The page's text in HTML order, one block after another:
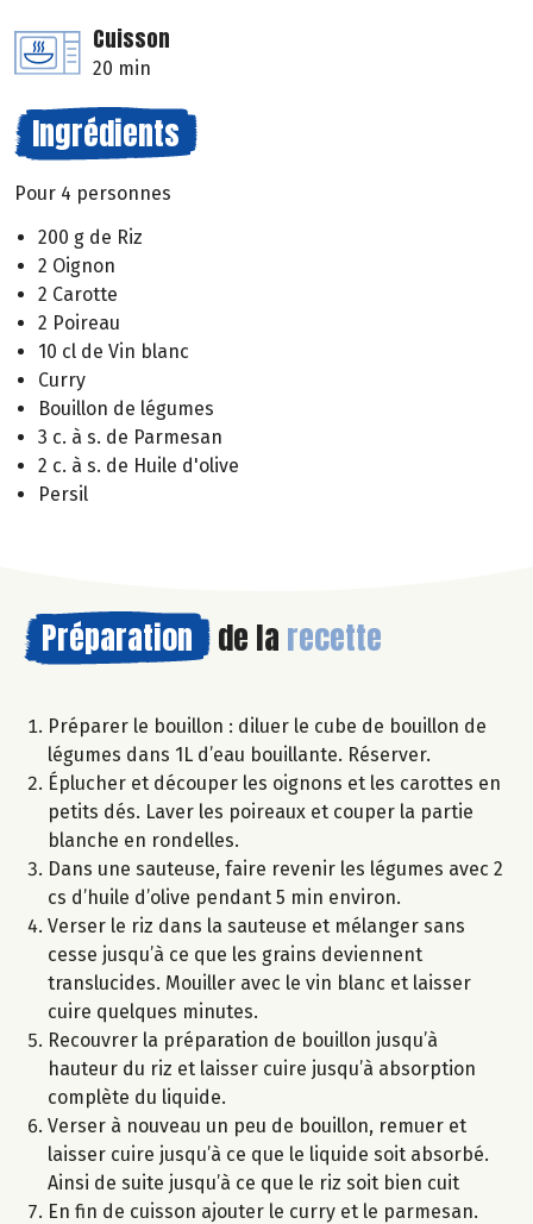
Cuisson
20 min
Ingrédients
Pour 4 personnes
200 g de Riz
2 Oignon
2 Carotte
2 Poireau
10 cl de Vin blanc
Curry
Bouillon de légumes
3 c. à s. de Parmesan
2 c. à s. de Huile d'olive
Persil
Préparation de la recette
Préparer le bouillon : diluer le cube de bouillon de
légumes dans 1L d’eau bouillante. Réserver.
Éplucher et découper les oignons et les carottes en
petits dés. Laver les poireaux et couper la partie
blanche en rondelles.
Dans une sauteuse, faire revenir les légumes avec 2
cs d’huile d’olive pendant 5 min environ.
Verser le riz dans la sauteuse et mélanger sans
cesse jusqu’à ce que les grains deviennent
translucides. Mouiller avec le vin blanc et laisser
cuire quelques minutes.
Recouvrer la préparation de bouillon jusqu’à
hauteur du riz et laisser cuire jusqu’à absorption
complète du liquide.
Verser à nouveau un peu de bouillon, remuer et
laisser cuire jusqu’à ce que le liquide soit absorbé.
Ainsi de suite jusqu’à ce que le riz soit bien cuit
En fin de cuisson ajouter le curry et le parmesan.